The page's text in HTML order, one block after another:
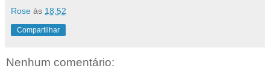
Rose às 18:52
Compartilhar
Nenhum comentário: